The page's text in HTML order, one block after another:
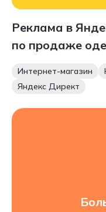
Реклама в
по продаже
Интернет-магазин
Яндекс Директ